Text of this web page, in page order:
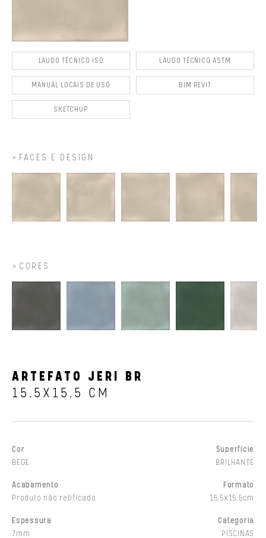
LAUDO TÉCNICO ISO LAUDO TÉCNICO ASTM
MANUAL LOCAIS DE USO BIM REVIT
SKETCHUP
FACES E DESIGN
CORES
ARTEFATO JERI BR
15,5X15,5 CM
Cor
BEGE
Superfície
BRILHANTE
Acabamento
Produto não retificado
Formato
15,5x15,5cm
Espessura
7mm
Categoria
PISCINAS